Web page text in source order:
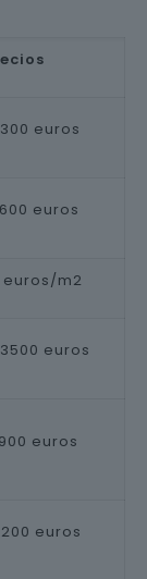
euros
euros
euros/m2
euros
euros
euros